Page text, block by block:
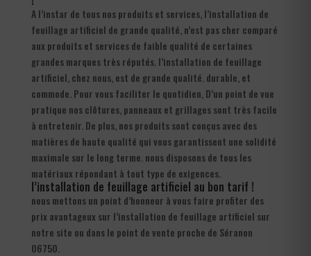
A l’instar de tous nos produits et services, l’installation de
feuillage artificiel de grande qualité, n’est pas cher comparé
aux produits et services de faible qualité de certaines
grandes marques très réputés. l’installation de feuillage
artificiel, chez nous, est de grande qualité. durable, et
commode. Pour vous faciliter le quotidien, D’un point de vue
pratique nos clôtures, panneaux et grillages sont très facile
à entretenir. De plus, nos produits sont conçus avec des
matières de haute qualité qui vous garantissent une solidité
maximale sur le long terme. nous disposons de tous les
matériaux répondant à tout type de exigences.
l’installation de feuillage artificiel au bon tarif !
nous mettons un point d’honneur à vous faire profiter des
prix avantageux sur l’installation de feuillage artificiel sur
notre site ou dans le point de vente proche de Séranon
06750.